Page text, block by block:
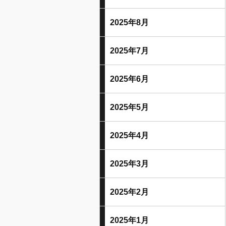
2025年8月
2025年7月
2025年6月
2025年5月
2025年4月
2025年3月
2025年2月
2025年1月